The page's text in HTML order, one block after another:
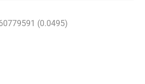
(0.0495)